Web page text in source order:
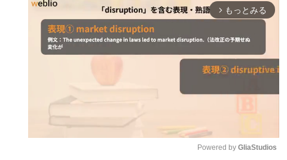
arrow_forward_ios もっとみる
Powered by GliaStudios